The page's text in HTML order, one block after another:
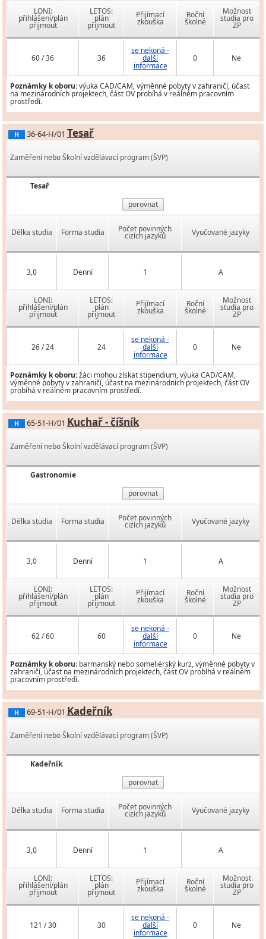
LONI:
přihlášení/plán
přijmout
LETOS:
plán
přijmout
Přijímací
zkouška
Roční
školné
Možnost
studia pro
ZP
60 / 36 36
se nekoná -
další
informace
0 Ne
Poznámky k oboru:výuka CAD/CAM, výměnné pobyty v zahraničí, účast
na mezinárodních projektech, část OV probíhá v reálném pracovním
prostředí.
H 36-64-H/01 Tesař
Zaměření nebo Školní vzdělávací program (ŠVP)
Tesař
porovnat
Délka studia Forma studia Počet povinných
cizích jazyků Vyučované jazyky
3,0 Denní 1 A
LONI:
přihlášení/plán
přijmout
LETOS:
plán
přijmout
Přijímací
zkouška
Roční
školné
Možnost
studia pro
ZP
26 / 24 24
se nekoná -
další
informace
0 Ne
Poznámky k oboru:žáci mohou získat stipendium, výuka CAD/CAM,
výměnné pobyty v zahraničí, účast na mezinárodních projektech, část OV
probíhá v reálném pracovním prostředí.
H 65-51-H/01 Kuchař - číšník
Zaměření nebo Školní vzdělávací program (ŠVP)
Gastronomie
porovnat
Délka studia Forma studia Počet povinných
cizích jazyků Vyučované jazyky
3,0 Denní 1 A
LONI:
přihlášení/plán
přijmout
LETOS:
plán
přijmout
Přijímací
zkouška
Roční
školné
Možnost
studia pro
ZP
62 / 60 60
se nekoná -
další
informace
0 Ne
Poznámky k oboru: barmanský nebo someliérský kurz, výměnné pobyty v
zahraničí, účast na mezinárodních projektech, část OV probíhá v reálném
pracovním prostředí.
H 69-51-H/01 Kadeřník
Zaměření nebo Školní vzdělávací program (ŠVP)
Kadeřník
porovnat
Délka studia Forma studia Počet povinných
cizích jazyků Vyučované jazyky
3,0 Denní 1 A
LONI:
přihlášení/plán
přijmout
LETOS:
plán
přijmout
Přijímací
zkouška
Roční
školné
Možnost
studia pro
ZP
121 / 30 30
se nekoná -
další
informace
0 Ne